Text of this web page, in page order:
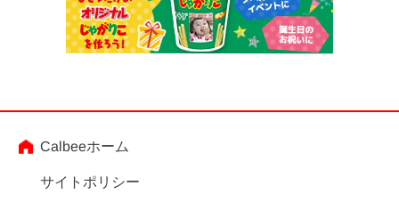
Calbeeホーム
サイトポリシー